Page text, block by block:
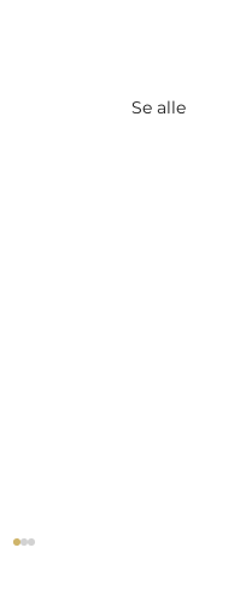
Se alle